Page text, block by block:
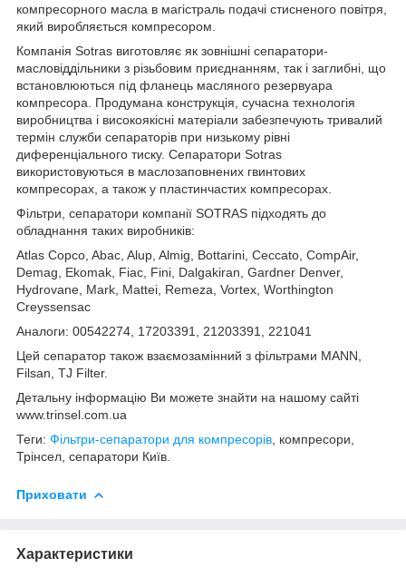
компресорного масла в магістраль подачі стисненого повітря,
який виробляється компресором.
Компанія Sotras виготовляє як зовнішні сепаратори-
масловіддільники з різьбовим приєднанням, так і заглибні, що
встановлюються під фланець масляного резервуара
компресора. Продумана конструкція, сучасна технологія
виробництва і високоякісні матеріали забезпечують тривалий
термін служби сепараторів при низькому рівні
диференціального тиску. Сепаратори Sotras
використовуються в маслозаповнених гвинтових
компресорах, а також у пластинчастих компресорах.
Фільтри, сепаратори компанії SOTRAS підходять до
обладнання таких виробників:
Atlas Copco, Abac, Alup, Almig, Bottarini, Ceccato, CompAir,
Demag, Ekomak, Fiac, Fini, Dalgakiran, Gardner Denver,
Hydrovane, Mark, Mattei, Remeza, Vortex, Worthington
Creyssensac
Аналоги: 00542274, 17203391, 21203391, 221041
Цей сепаратор також взаємозамінний з фільтрами MANN,
Filsan, TJ Filter.
Детальну інформацію Ви можете знайти на нашому сайті
www.trinsel.com.ua
Теги: Фільтри-сепаратори для компресорів , компресори,
Трінсел, сепаратори Київ.
Приховати
Характеристики